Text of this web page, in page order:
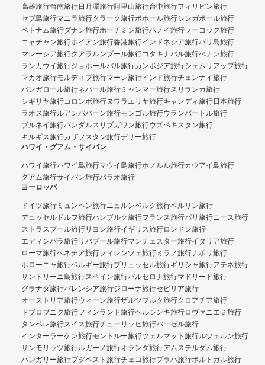
高雄旅行台南旅行日月潭旅行阿里山旅行台中旅行フィリピン旅行
セブ島旅行マニラ旅行クラーク旅行ボホール旅行シンガポール旅行
ベトナム旅行ダナン旅行ホーチミン旅行ハノイ旅行フーコック旅行
ニャチャン旅行ホイアン旅行香港旅行インドネシア旅行バリ島旅行
マレーシア旅行クアラルンプール旅行コタキナバル旅行ぺナン旅行
ランカウイ旅行ジョホールバル旅行カンボジア旅行シェムリアップ旅行
マカオ旅行モルディブ旅行マーレ旅行インド旅行チェンナイ旅行
バンガロール旅行ネパール旅行 ミャンマー旅行スリランカ旅行
シギリヤ旅行コロンボ旅行ヌワラエリヤ旅行キャンディ旅行日本旅行
ラオス旅行ルアンパバーン旅行モンゴル旅行ウランバートル旅行
ブルネイ旅行バンダルスリブガワン旅行ウズベキスタン旅行
キルギス旅行カザフスタン旅行デリー旅行
ハワイ・グアム・サイパン
ハワイ旅行ハワイ島旅行マウイ島旅行ホノルル旅行カウアイ島旅行
グアム旅行サイパン旅行パラオ旅行
ヨーロッパ
ドイツ旅行 ミュンヘン旅行ニュルンベルク旅行ベルリン旅行
デュッセルドルフ旅行ハンブルク旅行フランス旅行パリ旅行ニース旅行
ストラスブール旅行リヨン旅行イギリス旅行ロンドン旅行
エディンバラ旅行リバプール旅行マンチェスター旅行イタリア旅行
ローマ旅行ベネチア旅行フィレンツェ旅行 ミラノ旅行ナポリ旅行
ボローニャ旅行ベルギー旅行ブリュッセル旅行ギリシャ旅行アテネ旅行
サントリーニ島旅行スペイン旅行バルセロナ旅行マドリード旅行
グラナダ旅行バレンシア旅行ジローナ旅行セビリア旅行
オーストリア旅行ウィーン旅行ザルツブルク旅行クロアチア旅行
ドブロブニク旅行フィンランド旅行ヘルシンキ旅行ロヴァニエミ旅行
タンペレ旅行スイス旅行チューリッヒ旅行バーゼル旅行
インターラーケン旅行モントルー旅行ツェルマット旅行ルツェルン旅行
サンモリッツ旅行ルガーノ旅行オランダ旅行アムステルダム旅行
ハンガリー旅行ブダペスト旅行チェコ旅行プラハ旅行ポルトガル旅行